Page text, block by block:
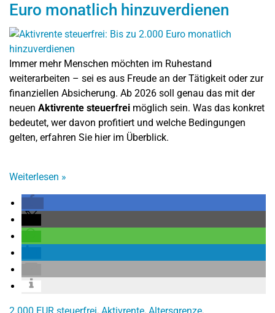
Euro monatlich hinzuverdienen
Immer mehr Menschen möchten im Ruhestand
weiterarbeiten – sei es aus Freude an der Tätigkeit oder zur
finanziellen Absicherung. Ab 2026 soll genau das mit der
neuen Aktivrente steuerfrei möglich sein. Was das konkret
bedeutet, wer davon profitiert und welche Bedingungen
gelten, erfahren Sie hier im Überblick.
Weiterlesen »